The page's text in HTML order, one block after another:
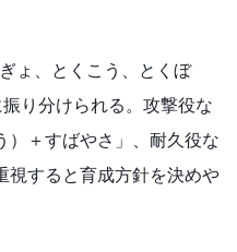
ょ、とくこう、とくぼ
り分けられる。攻撃役な
）＋すばやさ」、耐久役な
視すると育成方針を決めや